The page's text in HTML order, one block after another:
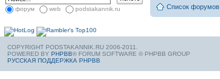
форум web podstakannik.ru Список форумов
COPYRIGHT PODSTAKANNIK.RU 2006-2011.
POWERED BY PHPBB® FORUM SOFTWARE © PHPBB GROUP
РУССКАЯ ПОДДЕРЖКА PHPBB